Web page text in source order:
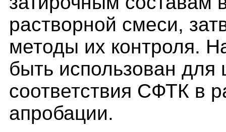
растворной смеси,
методы их контроля.
быть использован
соответствия СФТК в
апробации.